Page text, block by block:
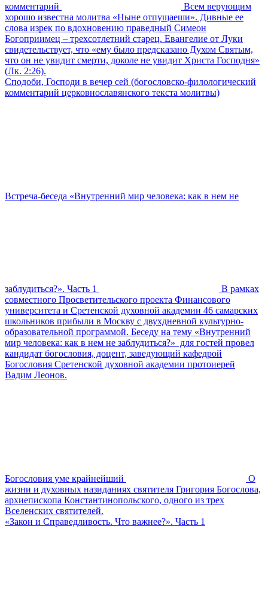
комментарий
Всем верующим
хорошо известна молитва «Ныне отпущаеши». Дивные ее
слова изрек по вдохновению праведный Симеон
Богоприимец – трехсотлетний старец. Евангелие от Луки
свидетельствует, что «ему было предсказано Духом Святым,
что он не увидит смерти, доколе не увидит Христа Господня»
(Лк. 2:26).
Сподоби, Господи в вечер сей (богословско-филологический
комментарий церковнославянского текста молитвы)
Встреча-беседа «Внутренний мир человека: как в нем не
заблудиться?». Часть 1
В рамках
совместного Просветительского проекта Финансового
университета и Сретенской духовной академии 46 самарских
школьников прибыли в Москву с двухдневной культурно-
образовательной программой. Беседу на тему «Внутренний
мир человека: как в нем не заблудиться?» для гостей провел
кандидат богословия, доцент, заведующий кафедрой
Богословия Сретенской духовной академии протоиерей
Вадим Леонов.
Богословия уме крайнейший
О
жизни и духовных назиданиях святителя Григория Богослова,
архиепископа Константинопольского, одного из трех
Вселенских святителей.
«Закон и Справедливость. Что важнее?». Часть 1